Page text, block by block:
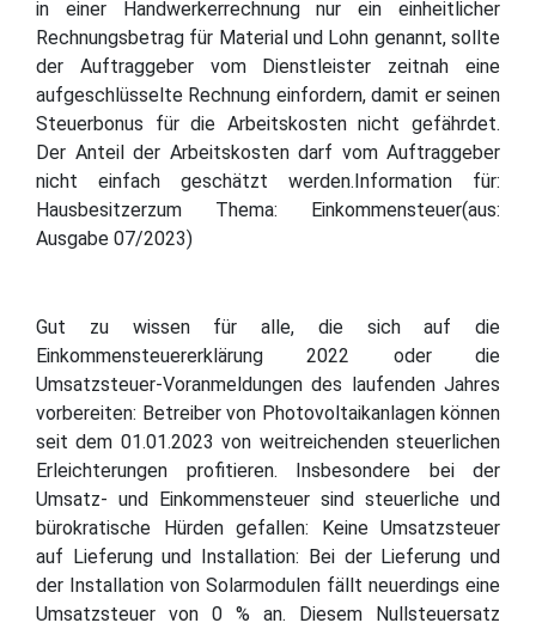
in einer Handwerkerrechnung nur ein einheitlicher
Rechnungsbetrag für Material und Lohn genannt, sollte
der Auftraggeber vom Dienstleister zeitnah eine
aufgeschlüsselte Rechnung einfordern, damit er seinen
Steuerbonus für die Arbeitskosten nicht gefährdet.
Der Anteil der Arbeitskosten darf vom Auftraggeber
nicht einfach geschätzt werden.Information für:
Hausbesitzerzum Thema: Einkommensteuer(aus:
Ausgabe 07/2023)
Gut zu wissen für alle, die sich auf die
Einkommensteuererklärung 2022 oder die
Umsatzsteuer-Voranmeldungen des laufenden Jahres
vorbereiten: Betreiber von Photovoltaikanlagen können
seit dem 01.01.2023 von weitreichenden steuerlichen
Erleichterungen profitieren. Insbesondere bei der
Umsatz- und Einkommensteuer sind steuerliche und
bürokratische Hürden gefallen: Keine Umsatzsteuer
auf Lieferung und Installation: Bei der Lieferung und
der Installation von Solarmodulen fällt neuerdings eine
Umsatzsteuer von 0 % an. Diesem Nullsteuersatz